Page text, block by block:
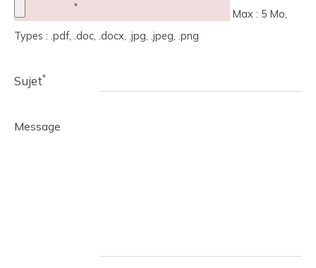
*
Max : 5 Mo,
Types : .pdf, .doc, .docx, .jpg, .jpeg, .png
Sujet*
Message